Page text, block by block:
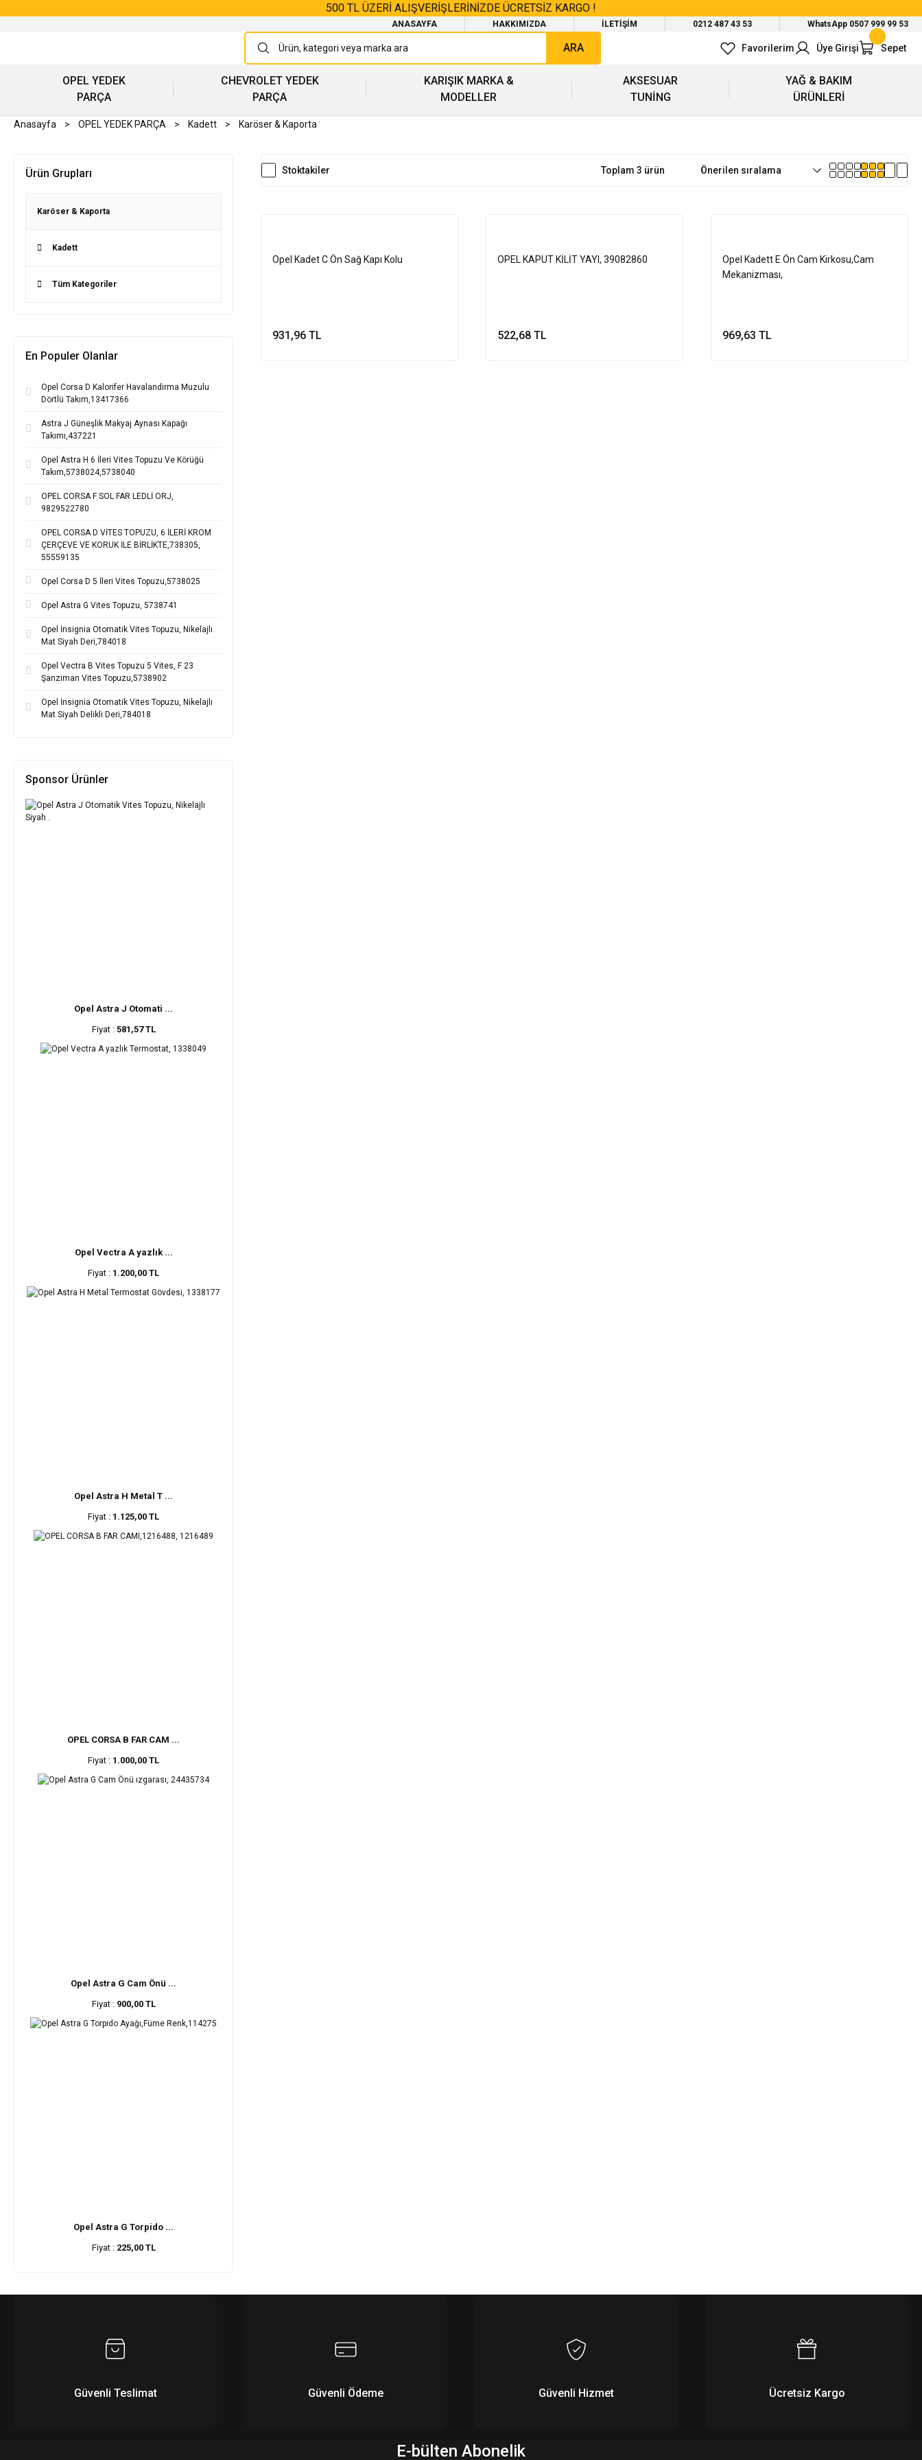
500 TL ÜZERİ ALIŞVERİŞLERİNİZDE ÜCRETSİZ KARGO !
ANASAYFA HAKKIMIZDA İLETİŞİM 0212 487 43 53 WhatsApp 0507 999 99 53
ARA Favorilerim Üye Girişi Sepet
OPEL YEDEK
PARÇA
CHEVROLET YEDEK
PARÇA
KARIŞIK MARKA &
MODELLER
AKSESUAR
TUNİNG
YAĞ & BAKIM
ÜRÜNLERİ
Anasayfa OPEL YEDEK PARÇA Kadett Karöser & Kaporta
Ürün Grupları
Karöser & Kaporta
Kadett
Tüm Kategoriler
En Populer Olanlar
Opel Corsa D Kalorifer Havalandirma Muzulu
Dörtlü Takım,13417366
Astra J Güneşlik Makyaj Aynası Kapağı
Takımı,437221
Opel Astra H 6 İleri Vites Topuzu Ve Körüğü
Takım,5738024,5738040
OPEL CORSA F SOL FAR LEDLİ ORJ,
9829522780
OPEL CORSA D VİTES TOPUZU, 6 İLERİ KROM
ÇERÇEVE VE KORUK İLE BİRLİKTE,738305,
55559135
Opel Corsa D 5 İleri Vites Topuzu,5738025
Opel Astra G Vites Topuzu, 5738741
Opel İnsignia Otomatik Vites Topuzu, Nikelajlı
Mat Siyah Deri,784018
Opel Vectra B Vites Topuzu 5 Vites, F 23
Şanzıman Vites Topuzu,5738902
Opel İnsignia Otomatik Vites Topuzu, Nikelajlı
Mat Siyah Delikli Deri,784018
Sponsor Ürünler
Opel Astra J Otomati ...
Fiyat : 581,57 TL
Opel Vectra A yazlık ...
Fiyat : 1.200,00 TL
Opel Astra H Metal T ...
Fiyat : 1.125,00 TL
OPEL CORSA B FAR CAM ...
Fiyat : 1.000,00 TL
Opel Astra G Cam Önü ...
Fiyat : 900,00 TL
Opel Astra G Torpido ...
Fiyat : 225,00 TL
Stoktakiler Toplam 3 ürün
Opel Kadet C Ön Sağ Kapı Kolu
931,96 TL
OPEL KAPUT KİLİT YAYI, 39082860
522,68 TL
Opel Kadett E Ön Cam Kirkosu,Cam
Mekanizması,
969,63 TL
Güvenli Teslimat Güvenli Ödeme Güvenli Hizmet Ücretsiz Kargo
E-bülten Abonelik